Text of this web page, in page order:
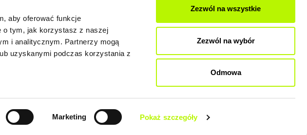
aby oferować funkcje
o tym, jak korzystasz z naszej
i analitycznym. Partnerzy mogą
uzyskanymi podczas korzystania z
Marketing Pokaż szczegóły
Zezwól na wszystkie
Zezwól na wybór
Odmowa